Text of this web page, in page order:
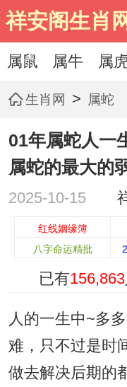
祥安阁生肖
属鼠 属牛 属
生肖网 > 属蛇
01年属蛇人一
属蛇的最大的
2025-10-15
红线姻缘簿
八字命运精批
已有156,863
人的一生中~多
难，只不过是时
做去解决后期的